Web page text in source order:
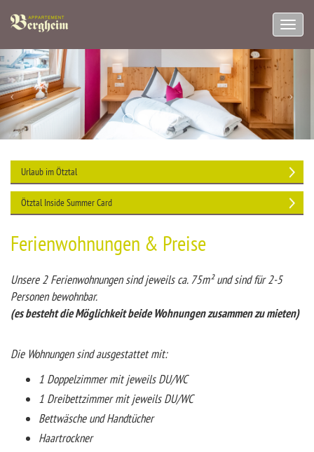
Urlaub im Ötztal
Ötztal Inside Summer Card
Ferienwohnungen & Preise
Unsere 2 Ferienwohnungen sind jeweils ca. 75m² und sind für 2-5
Personen bewohnbar.
(es besteht die Möglichkeit beide Wohnungen zusammen zu mieten)
Die Wohnungen sind ausgestattet mit:
1 Doppelzimmer mit jeweils DU/WC
1 Dreibettzimmer mit jeweils DU/WC
Bettwäsche und Handtücher
Haartrockner